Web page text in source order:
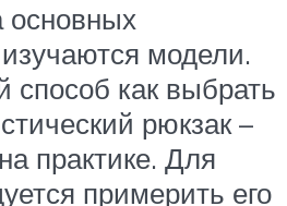
основных
модели.
как выбрать
рюкзак –
практике. Для
примерить его